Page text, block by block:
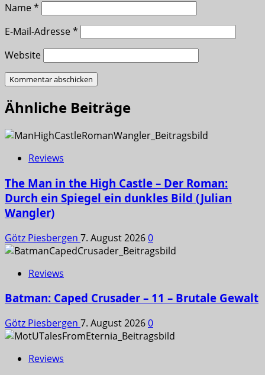
Name*
E-Mail-Adresse*
Website
Ähnliche Beiträge
Reviews
The Man in the High Castle – Der Roman:
Durch ein Spiegel ein dunkles Bild (Julian
Wangler)
Götz Piesbergen 7. August 20260
Reviews
Batman: Caped Crusader – 11 – Brutale Gewalt
Götz Piesbergen 7. August 20260
Reviews